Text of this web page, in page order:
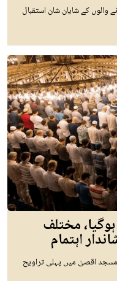
کے شایان شان استقبال
مختلف
اہتمام
مسجد اقصیٰ میں پہلی تراویح